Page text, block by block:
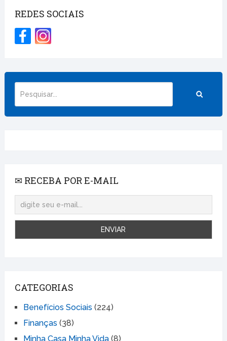
REDES SOCIAIS
✉ RECEBA POR E-MAIL
CATEGORIAS
Benefícios Sociais (224)
Finanças (38)
Minha Casa Minha Vida(8)